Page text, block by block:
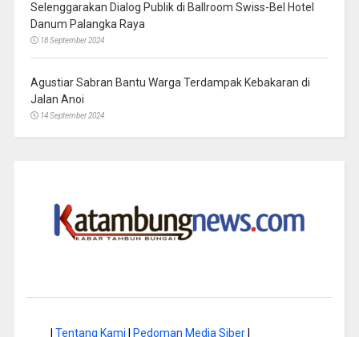
Selenggarakan Dialog Publik di Ballroom Swiss-Bel Hotel
Danum Palangka Raya
18 September 2024
Agustiar Sabran Bantu Warga Terdampak Kebakaran di
Jalan Anoi
14 September 2024
Tentang Kami Pedoman Media Siber|